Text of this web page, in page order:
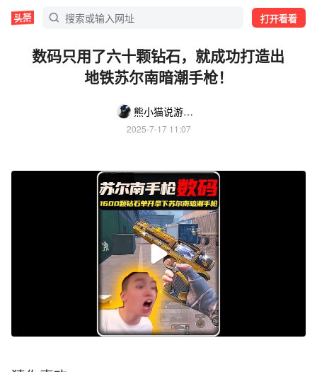
打开看看
数码只用了六十颗钻石，就成功打造出
地铁苏尔南暗潮手枪！
熊小猫说游戏⁹²⁷⁷
2025-7-17 11:07